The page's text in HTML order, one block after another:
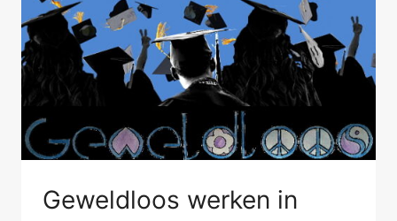
Geweldloos werken in